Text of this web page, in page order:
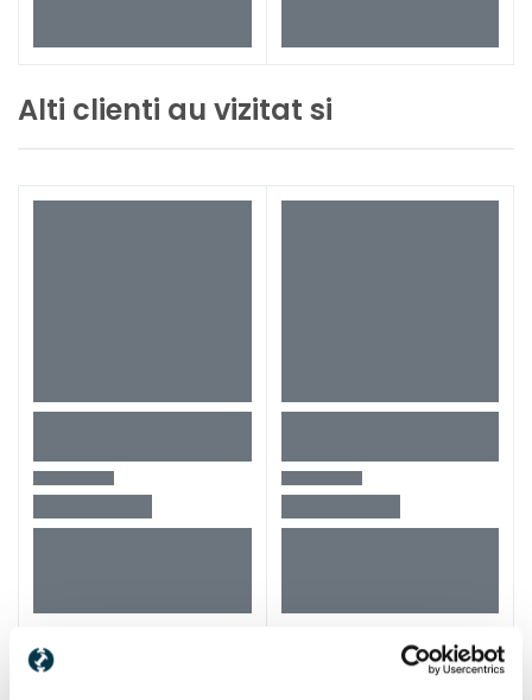
Alti clienti au vizitat si
Alti clienti au vizitat si